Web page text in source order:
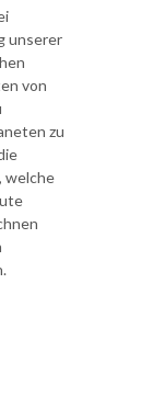
unserer
von
zu
welche